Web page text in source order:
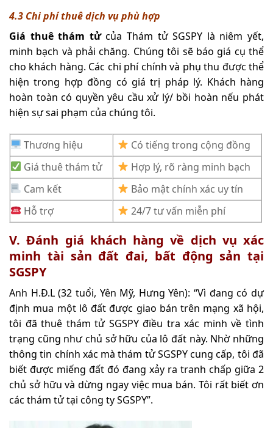
4.3 Chi phí thuê dịch vụ phù hợp
Giá thuê thám tửcủa Thám tử SGSPY là niêm yết,
minh bạch và phải chăng. Chúng tôi sẽ báo giá cụ thể
cho khách hàng. Các chi phí chính và phụ thu được thể
hiện trong hợp đồng có giá trị pháp lý. Khách hàng
hoàn toàn có quyền yêu cầu xử lý/ bồi hoàn nếu phát
hiện sự sai phạm của chúng tôi.
Thương hiệu
Có tiếng trong cộng đồng
Giá thuê thám tử
Hợp lý, rõ ràng minh bạch
Cam kết
Bảo mật chính xác uy tín
Hỗ trợ
24/7 tư vấn miễn phí
V. Đánh giá khách hàng về dịch vụ xác
minh tài sản đất đai, bất động sản tại
SGSPY
Anh H.Đ.L (32 tuổi, Yên Mỹ, Hưng Yên): “Vì đang có dự
định mua một lô đất được giao bán trên mạng xã hội,
tôi đã thuê thám tử SGSPY điều tra xác minh về tình
trạng cũng như chủ sở hữu của lô đất này. Nhờ những
thông tin chính xác mà thám tử SGSPY cung cấp, tôi đã
biết được miếng đất đó đang xảy ra tranh chấp giữa 2
chủ sở hữu và dừng ngay việc mua bán. Tôi rất biết ơn
các thám tử tại công ty SGSPY”.